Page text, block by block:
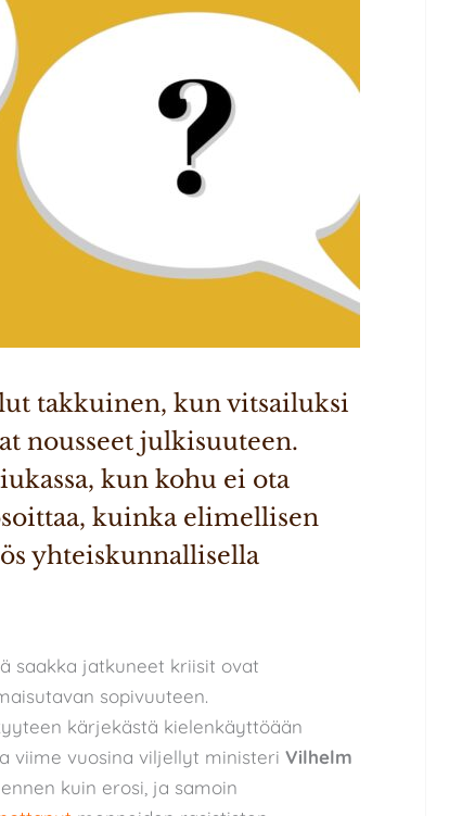
takkuinen, kun vitsailuksi
nousseet julkisuuteen.
kun kohu ei ota
kuinka elimellisen
yhteiskunnallisella
saakka jatkuneet kriisit ovat
sopivuuteen.
kärjekästä kielenkäyttöään
viime vuosina viljellyt ministeri Vilhelm
kuin erosi, ja samoin